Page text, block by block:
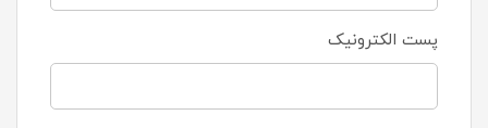
پست الکترونیک